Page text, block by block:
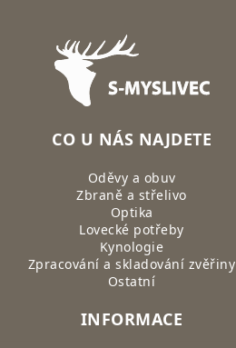
Zápatí
CO U NÁS NAJDETE
Oděvy a obuv
Zbraně a střelivo
Optika
Lovecké potřeby
Kynologie
Zpracování a skladování zvěřiny
Ostatní
INFORMACE